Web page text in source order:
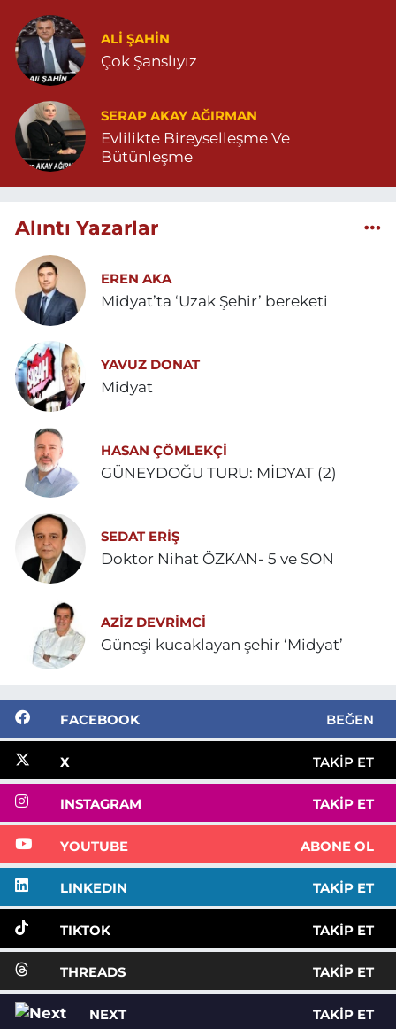
ALI ŞAHİN
Çok Şanslıyız
SERAP AKAY AĞIRMAN
Evlilikte Bireyselleşme Ve
Bütünleşme
Alıntı Yazarlar
EREN AKA
Midyat’ta ‘Uzak Şehir’ bereketi
YAVUZ DONAT
Midyat
HASAN ÇÖMLEKÇİ
GÜNEYDOĞU TURU: MİDYAT (2)
SEDAT ERİŞ
Doktor Nihat ÖZKAN- 5 ve SON
AZIZ DEVRIMCI
Güneşi kucaklayan şehir ‘Midyat’
FACEBOOK BEĞEN
X TAKIP ET
INSTAGRAM TAKIP ET
YOUTUBE ABONE OL
LINKEDIN TAKIP ET
TIKTOK TAKIP ET
THREADS TAKIP ET
NEXT TAKIP ET